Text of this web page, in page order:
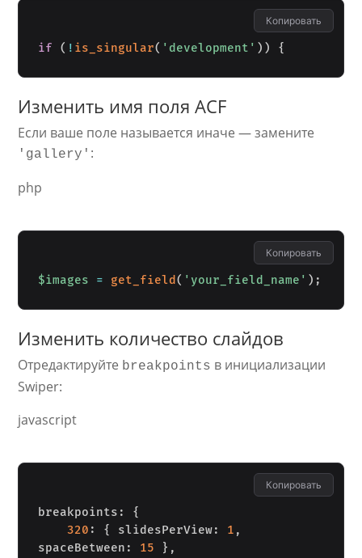
if ( ! is_singular( 'development' ) ) {
Копировать
Изменить имя поля ACF
Если ваше поле называется иначе — замените
'gallery' :
php
$images = get_field ( 'your_field_name' ) ;
Копировать
Изменить количество слайдов
Отредактируйте breakpoints в инициализации
Swiper:
javascript
breakpoints :
{
320 : { slidesPerView: 1 ,
spaceBetween : 15 } ,
Копировать